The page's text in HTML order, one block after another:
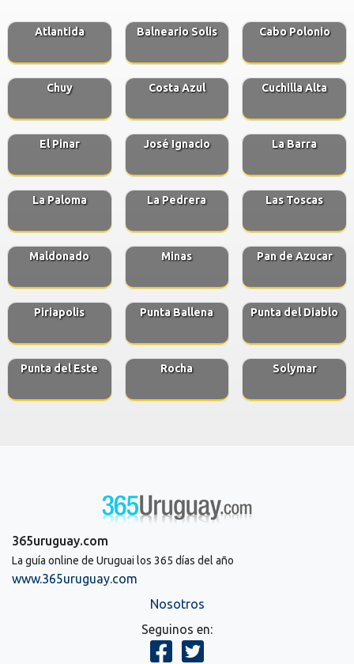
Atlantida Balneario Solis Cabo Polonio
Chuy Costa Azul Cuchilla Alta
El Pinar José Ignacio La Barra
La Paloma La Pedrera Las Toscas
Maldonado Minas Pan de Azucar
Piriapolis Punta Ballena Punta del Diablo
Punta del Este Rocha Solymar
365uruguay.com
La guía online de Uruguai los 365 días del año
www.365uruguay.com
Nosotros
Seguinos en: